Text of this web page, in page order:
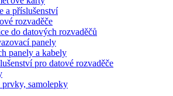
a příslušenství
rozvaděče
do datových rozvaděčů
panely
panely a kabely
pro datové rozvaděče
prvky, samolepky